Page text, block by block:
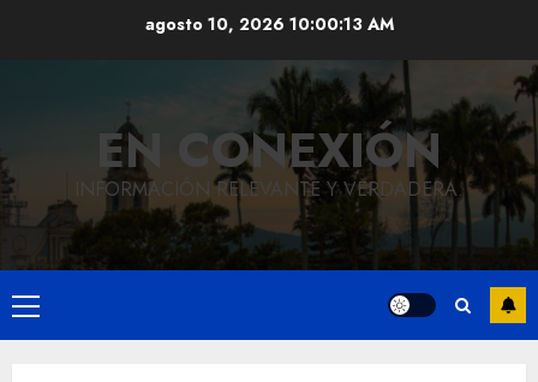
agosto 10, 2026 10:00:14 AM
EN CONEXIÓN
INFORMACIÓN RELEVANTE Y VERDADERA.
Menú
principal
Local
Hoy